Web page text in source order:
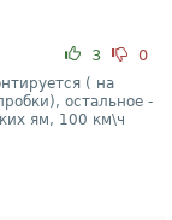
3 0
( на
остальное -
ям, 100 км\ч